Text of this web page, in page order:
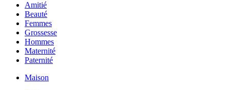
Amitié
Beauté
Femmes
Grossesse
Hommes
Maternité
Paternité
Maison